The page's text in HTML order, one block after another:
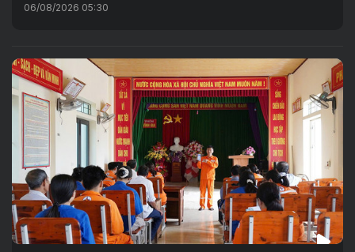
06/08/2026 05:30